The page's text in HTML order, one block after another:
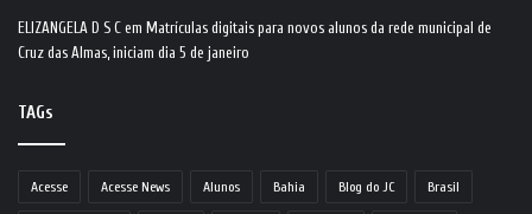
ELIZANGELA D S C em Matrículas digitais para novos alunos da rede municipal de
Cruz das Almas, iniciam dia 5 de janeiro
TAGs
Acesse Acesse News Alunos Bahia Blog do JC Brasil